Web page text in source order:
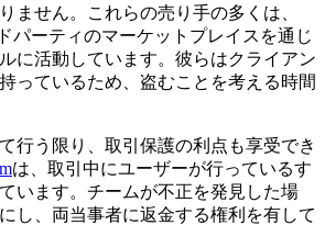
ません。これらの売り手の多くは、
パーティのマーケットプレイスを通じ
に活動しています。彼らはクライアン
っているため、盗むことを考える時間
行う限り、取引保護の利点も享受でき
は、取引中にユーザーが行っているす
います。チームが不正を発見した場
し、両当事者に返金する権利を有して